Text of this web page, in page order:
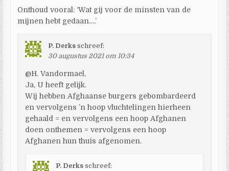
Onthoud vooral: ‘Wat gij voor de minsten van de
mijnen hebt gedaan….’
P. Derks schreef:
30 augustus 2021 om 10:34
@H. Vandormael,
Ja, U heeft gelijk.
Wij hebben Afghaanse burgers gebombardeerd
en vervolgens ’n hoop vluchtelingen hierheen
gehaald = en vervolgens een hoop Afghanen
doen onthemen = vervolgens een hoop
Afghanen hun thuis afgenomen.
P. Derks schreef: